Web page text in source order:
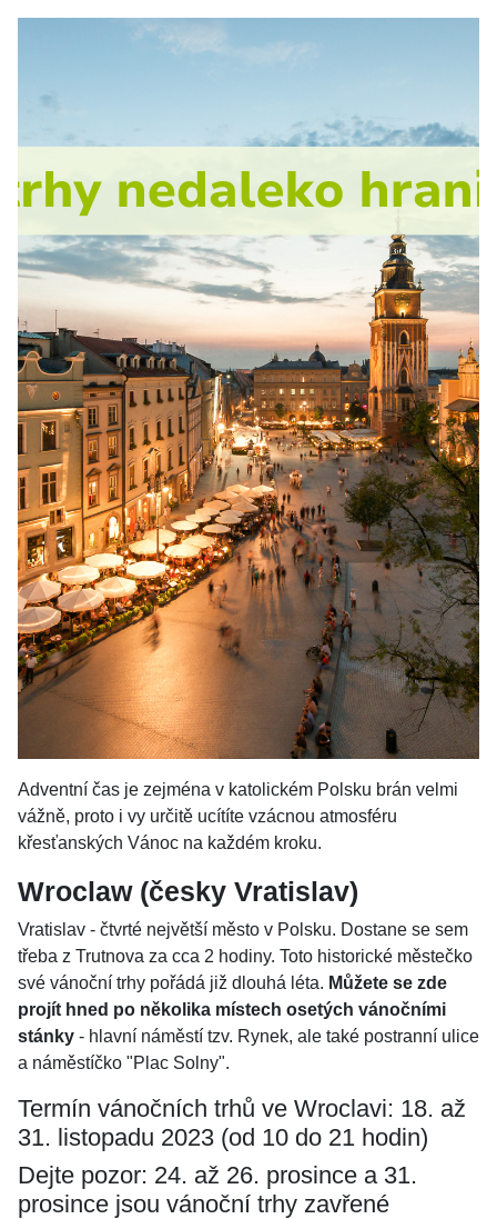
Adventní čas je zejména v katolickém Polsku brán velmi
vážně, proto i vy určitě ucítíte vzácnou atmosféru
křesťanských Vánoc na každém kroku.
Wroclaw (česky Vratislav)
Vratislav - čtvrté největší město v Polsku. Dostane se sem
třeba z Trutnova za cca 2 hodiny. Toto historické městečko
své vánoční trhy pořádá již dlouhá léta. Můžete se zde
projít hned po několika místech osetých vánočními
stánky - hlavní náměstí tzv. Rynek, ale také postranní ulice
a náměstíčko "Plac Solny".
Termín vánočních trhů ve Wroclavi: 18. až
31. listopadu 2023 (od 10 do 21 hodin)
Dejte pozor: 24. až 26. prosince a 31.
prosince jsou vánoční trhy zavřené